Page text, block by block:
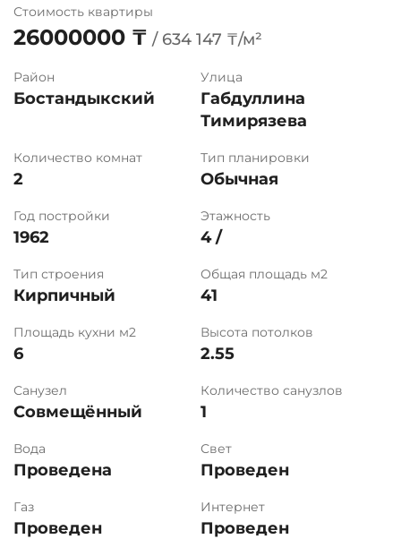
Стоимость квартиры
26000000 ₸ / 634 147 ₸/м²
Район
Бостандыкский
Улица
Габдуллина
Тимирязева
Количество комнат
2
Тип планировки
Обычная
Год постройки
1962
Этажность
4 /
Тип строения
Кирпичный
Общая площадь м2
41
Площадь кухни м2
6
Высота потолков
2.55
Санузел
Совмещённый
Количество санузлов
1
Вода
Проведена
Свет
Проведен
Газ
Проведен
Интернет
Проведен